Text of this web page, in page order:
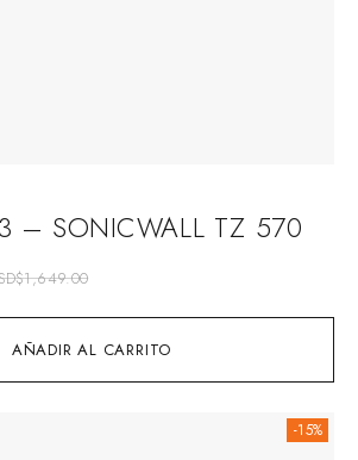
AÑADIR AL CARRITO
– SONICWALL TZ 570
1,649.00
-15%